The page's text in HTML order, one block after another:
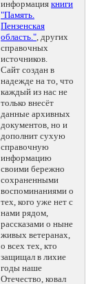
информация книги
"Память.
Пензенская
область.", других
справочных
источников.
Сайт создан в
надежде на то, что
каждый из нас не
только внесёт
данные архивных
документов, но и
дополнит сухую
справочную
информацию
своими бережно
сохраненными
воспоминаниями о
тех, кого уже нет с
нами рядом,
рассказами о ныне
живых ветеранах,
о всех тех, кто
защищал в лихие
годы наше
Отечество, ковал